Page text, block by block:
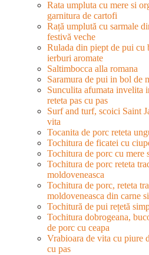
Rata umpluta cu mere si
garnitura de cartofi
Rață umplută cu sarmale
festivă veche
Rulada din piept de pui cu
ierburi aromate
Saltimbocca alla romana
Saramura de pui in bol de
Sunculita afumata invelita
reteta pas cu pas
Surf and turf, scoici Saint
vita
Tocanita de porc reteta
Tochitura de ficatei cu
Tochitura de porc cu mere
Tochitura de porc reteta
moldoveneasca
Tochitura de porc, reteta
moldoveneasca din carne
Tochitură de pui rețetă
Tochitura dobrogeana,
de porc cu ceapa
Vrabioara de vita cu piure
cu pas